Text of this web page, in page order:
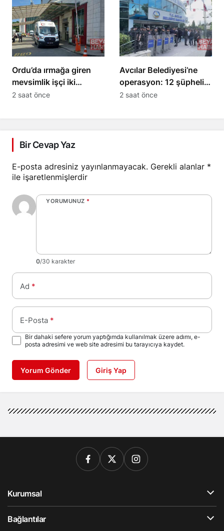
Ordu’da ırmağa giren
mevsimlik işçi iki
kardeşten Ersin öldü
2 saat önce
Avcılar Belediyesi’ne
operasyon: 12 şüpheli
tutuklama talebiyle sevk
2 saat önce
Bir Cevap Yaz
E-posta adresiniz yayınlanmayacak. Gerekli alanlar *
ile işaretlenmişlerdir
YORUMUNUZ *
0/30 karakter
Ad *
E-Posta *
Bir dahaki sefere yorum yaptığımda kullanılmak üzere adımı, e-
posta adresimi ve web site adresimi bu tarayıcıya kaydet.
Yorum Gönder Giriş Yap
Kurumsal
Bağlantılar